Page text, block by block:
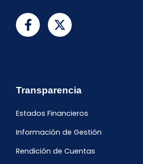
Transparencia
Estados Financieros
Información de Gestión
Rendición de Cuentas